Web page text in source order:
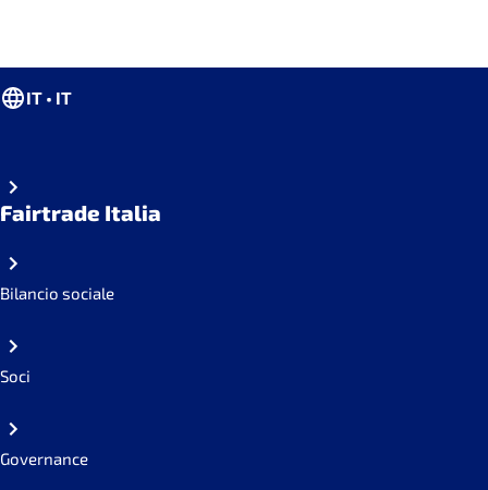
IT • IT
Fairtrade Italia
Bilancio sociale
Soci
Governance